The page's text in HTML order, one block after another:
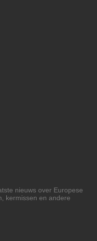
nieuws over Europese
kermissen en andere